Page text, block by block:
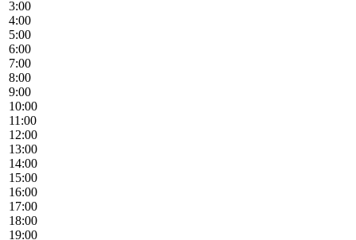
3:00
4:00
5:00
6:00
7:00
8:00
9:00
10:00
11:00
12:00
13:00
14:00
15:00
16:00
17:00
18:00
19:00